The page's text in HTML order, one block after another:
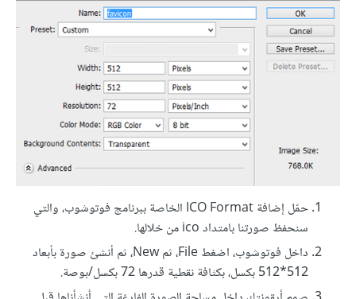
حمّل إضافة ICO Format الخاصة ببرنامج فوتوشوب، والتي
سنحفظ صورتنا بامتداد ico من خلالها.
داخل فوتوشوب، اضغط File، ثم New، ثم أنشئ صورة بأبعاد
512*512 بكسل، بكثافة نقطية قدرها 72 بكسل/بوصة.